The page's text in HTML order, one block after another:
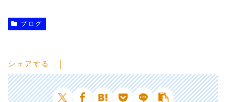
ブログ
シェアする